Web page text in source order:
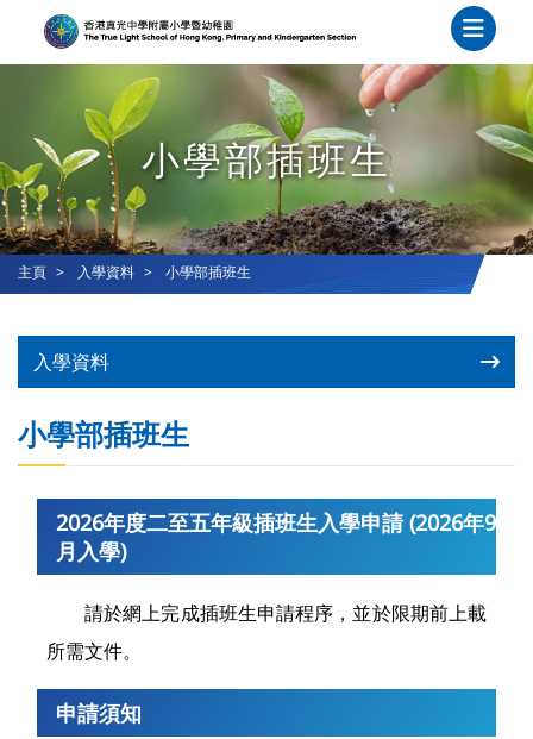
小學部插班生
主頁 入學資料 小學部插班生
入學資料
小學部插班生
2026年度二至五年級插班生入學申請 (2026年9
月入學)
請於網上完成插班生申請程序，並於限期前上載
所需文件。
申請須知